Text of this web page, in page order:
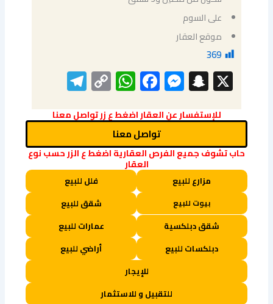
على السوم
موقع العقار
369
X
Snapchat
Messenger
Facebook
WhatsApp
Copy
Link
للإستفسار عن العقار اضغط ع زر تواصل معنا
تواصل معنا
حاب تشوف جميع الفرص العقارية اضغط ع الزر حسب نوع
العقار
مزارع للبيع فلل للبيع
بيوت للبيع
شقق للبيع
شقق دبلكسية
عمارات للبيع
دبلكسات للبيع
أراضي للبيع
للإيجار
للتقبيل و للاستثمار